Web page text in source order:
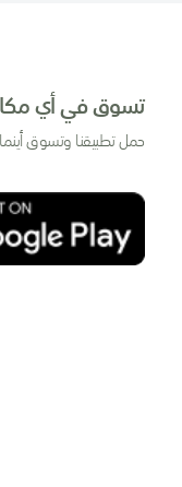
تسوق في أي
حمل تطبيقنا وتسوق